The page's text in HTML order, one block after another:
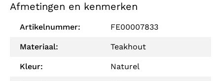
Afmetingen en kenmerken
Artikelnummer: FE00007833
Materiaal: Teakhout
Kleur: Naturel